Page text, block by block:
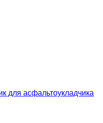
для асфальтоукладчика